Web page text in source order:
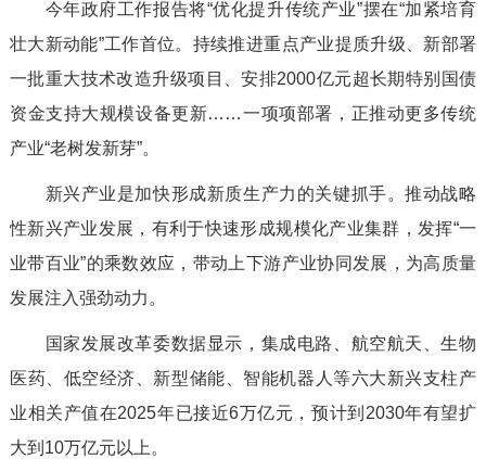
今年政府工作报告将“优化提升传统产业”摆在“加紧培育
壮大新动能”工作首位。持续推进重点产业提质升级、新部署
一批重大技术改造升级项目、安排2000亿元超长期特别国债
资金支持大规模设备更新……一项项部署，正推动更多传统
产业“老树发新芽”。
新兴产业是加快形成新质生产力的关键抓手。推动战略
性新兴产业发展，有利于快速形成规模化产业集群，发挥“一
业带百业”的乘数效应，带动上下游产业协同发展，为高质量
发展注入强劲动力。
国家发展改革委数据显示，集成电路、航空航天、生物
医药、低空经济、新型储能、智能机器人等六大新兴支柱产
业相关产值在2025年已接近6万亿元，预计到2030年有望扩
大到10万亿元以上。